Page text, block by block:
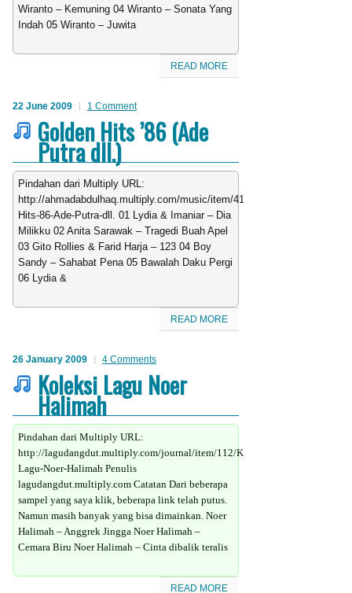
Wiranto – Kemuning 04 Wiranto – Sonata Yang
Indah 05 Wiranto – Juwita
READ MORE
22 June 2009 1 Comment
Golden Hits ’86 (Ade
Putra dll.)
Pindahan dari Multiply URL:
http://ahmadabdulhaq.multiply.com/music/item/412/Golden-
Hits-86-Ade-Putra-dll. 01 Lydia & Imaniar – Dia
Milikku 02 Anita Sarawak – Tragedi Buah Apel
03 Gito Rollies & Farid Harja – 123 04 Boy
Sandy – Sahabat Pena 05 Bawalah Daku Pergi
06 Lydia &
READ MORE
26 January 2009 4 Comments
Koleksi Lagu Noer
Halimah
Pindahan dari Multiply URL:
http://lagudangdut.multiply.com/journal/item/112/Koleksi-
Lagu-Noer-Halimah Penulis
lagudangdut.multiply.com Catatan Dari beberapa
sampel yang saya klik, beberapa link telah putus.
Namun masih banyak yang bisa dimainkan. Noer
Halimah – Anggrek Jingga Noer Halimah –
Cemara Biru Noer Halimah – Cinta dibalik teralis
READ MORE